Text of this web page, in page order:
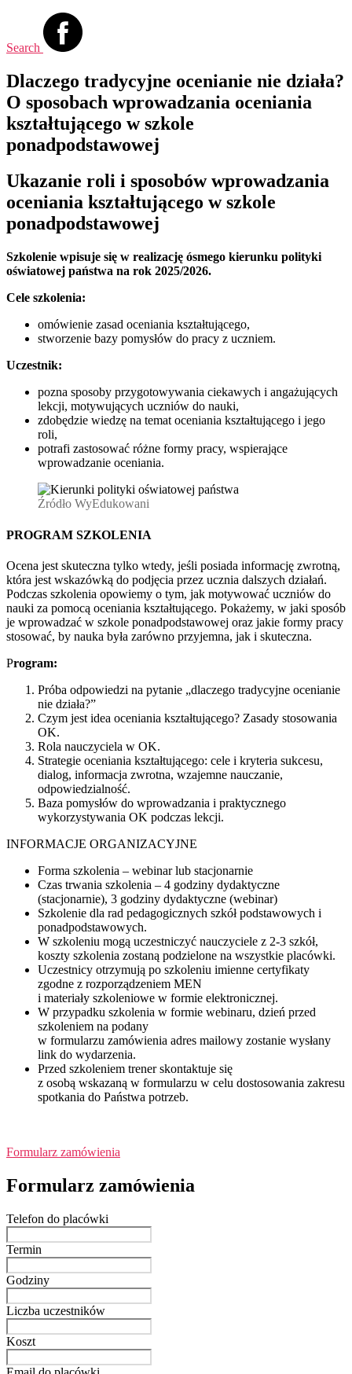
Search
Dlaczego tradycyjne ocenianie nie działa?
O sposobach wprowadzania oceniania
kształtującego w szkole
ponadpodstawowej
Ukazanie roli i sposobów wprowadzania
oceniania kształtującego w szkole
ponadpodstawowej
Szkolenie wpisuje się w realizację ósmego kierunku polityki
oświatowej państwa na rok 2025/2026.
Cele szkolenia:
omówienie zasad oceniania kształtującego,
stworzenie bazy pomysłów do pracy z uczniem.
Uczestnik:
pozna sposoby przygotowywania ciekawych i angażujących
lekcji, motywujących uczniów do nauki,
zdobędzie wiedzę na temat oceniania kształtującego i jego
roli,
potrafi zastosować różne formy pracy, wspierające
wprowadzanie oceniania.
Źródło WyEdukowani
PROGRAM SZKOLENIA
Ocena jest skuteczna tylko wtedy, jeśli posiada informację zwrotną,
która jest wskazówką do podjęcia przez ucznia dalszych działań.
Podczas szkolenia opowiemy o tym, jak motywować uczniów do
nauki za pomocą oceniania kształtującego. Pokażemy, w jaki sposób
je wprowadzać w szkole ponadpodstawowej oraz jakie formy pracy
stosować, by nauka była zarówno przyjemna, jak i skuteczna.
Program:
Próba odpowiedzi na pytanie „dlaczego tradycyjne ocenianie
nie działa?”
Czym jest idea oceniania kształtującego? Zasady stosowania
OK.
Rola nauczyciela w OK.
Strategie oceniania kształtującego: cele i kryteria sukcesu,
dialog, informacja zwrotna, wzajemne nauczanie,
odpowiedzialność.
Baza pomysłów do wprowadzania i praktycznego
wykorzystywania OK podczas lekcji.
INFORMACJE ORGANIZACYJNE
Forma szkolenia – webinar lub stacjonarnie
Czas trwania szkolenia – 4 godziny dydaktyczne
(stacjonarnie), 3 godziny dydaktyczne (webinar)
Szkolenie dla rad pedagogicznych szkół podstawowych i
ponadpodstawowych.
W szkoleniu mogą uczestniczyć nauczyciele z 2-3 szkół,
koszty szkolenia zostaną podzielone na wszystkie placówki.
Uczestnicy otrzymują po szkoleniu imienne certyfikaty
zgodne z rozporządzeniem MEN
i materiały szkoleniowe w formie elektronicznej.
W przypadku szkolenia w formie webinaru, dzień przed
szkoleniem na podany
w formularzu zamówienia adres mailowy zostanie wysłany
link do wydarzenia.
Przed szkoleniem trener skontaktuje się
z osobą wskazaną w formularzu w celu dostosowania zakresu
spotkania do Państwa potrzeb.
Formularz zamówienia
Formularz zamówienia
Telefon do placówki
Termin
Godziny
Liczba uczestników
Koszt